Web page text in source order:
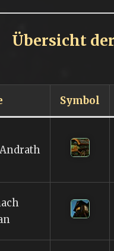
Übersicht
Symbol